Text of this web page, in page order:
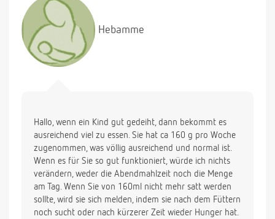
viel rauskommt, denn sie hält nicht so lange durch
nach der Brust mahlzeit wie nach der Flasche aber
ich will,das sie wenigstens noch etwas gute
Muttermilch bekommt!
Sie ist den ganzen Tag über sehr fit,immer in
Ich bin ganz zufrieden so wie es ist mit den 7
Mahlzeiten,ich gebe lieber öfter aber weniger,dann
spuckt sie auch nicht so viel.und ich denke,wenn ich
anfange Beikost zu geben mit ca.5/6 Monaten,dann
werden die Mahlzeiten ja eh auf 4-5 reduziert,oder?
Meine Maus fühlt sich auch sehr wohl und wird so
ganz gut satt!Sie ist jetzt auch nicht übermässig
dick,sie wiegt jetzt ca.5700g bei einer größe von
Hebamme
Hallo, wenn ein Kind gut gedeiht, dann bekommt es
ausreichend viel zu essen. Sie hat ca 160 g pro Woche
zugenommen, was völlig ausreichend und normal ist.
Wenn es für Sie so gut funktioniert, würde ich nichts
verändern, weder die Abendmahlzeit noch die Menge
am Tag. Wenn Sie von 160ml nicht mehr satt werden
sollte, wird sie sich melden, indem sie nach dem Füttern
noch sucht oder nach kürzerer Zeit wieder Hunger hat.